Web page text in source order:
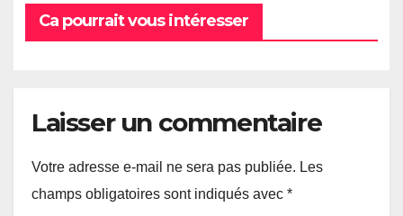
Ca pourrait vous intéresser
Laisser un commentaire
Votre adresse e-mail ne sera pas publiée. Les
champs obligatoires sont indiqués avec *